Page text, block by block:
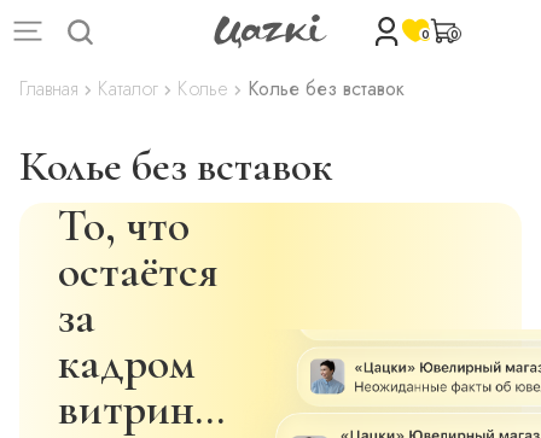
0 0
Главная Каталог Колье Колье без вставок
Колье без вставок
То, что
остаётся
за
кадром
витрин…